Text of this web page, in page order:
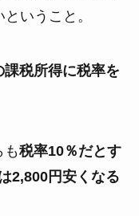
いうこと。
課税所得に税率を
税率10％だとす
2,800円安くなる